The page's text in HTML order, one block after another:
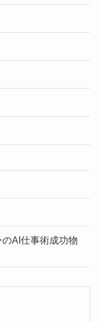
AI仕事術成功物